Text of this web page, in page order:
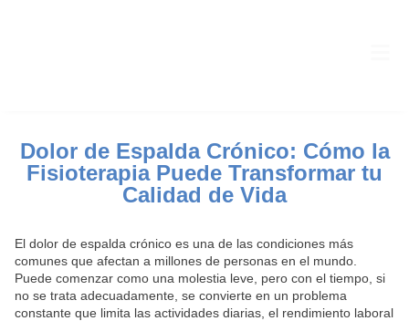
Dolor de Espalda Crónico: Cómo la
Fisioterapia Puede Transformar tu
Calidad de Vida
El dolor de espalda crónico es una de las condiciones más
comunes que afectan a millones de personas en el mundo.
Puede comenzar como una molestia leve, pero con el tiempo, si
no se trata adecuadamente, se convierte en un problema
constante que limita las actividades diarias, el rendimiento laboral